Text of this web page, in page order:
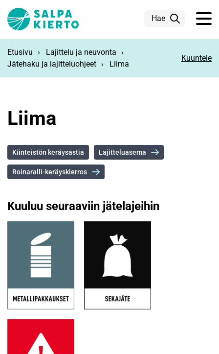
Hae
Etusivu
Lajittelu ja neuvonta
Jätehaku ja lajitteluohjeet
Liima
Kuuntele
Liima
Kiinteistön keräysastia Lajitteluasema
Roinaralli-keräyskierros
Kuuluu seuraaviin jätelajeihin